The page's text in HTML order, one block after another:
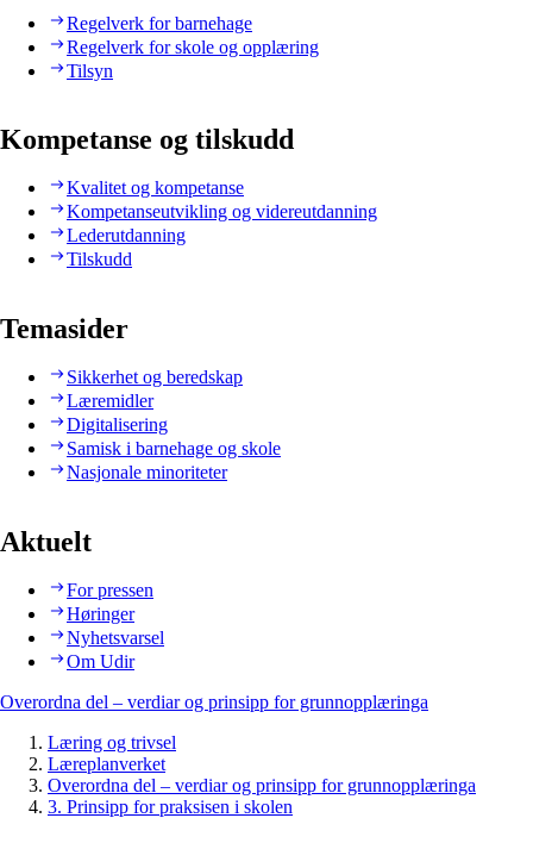
Regelverk for barnehage
Regelverk for skole og opplæring
Tilsyn
Kompetanse og tilskudd
Kvalitet og kompetanse
Kompetanseutvikling og videreutdanning
Lederutdanning
Tilskudd
Temasider
Sikkerhet og beredskap
Læremidler
Digitalisering
Samisk i barnehage og skole
Nasjonale minoriteter
Aktuelt
For pressen
Høringer
Nyhetsvarsel
Om Udir
Overordna del – verdiar og prinsipp for grunnopplæringa
Læring og trivsel
Læreplanverket
Overordna del – verdiar og prinsipp for grunnopplæringa
3. Prinsipp for praksisen i skolen